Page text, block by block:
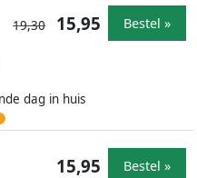
dag in huis
19,30 15,95 Bestel »
15,95 Bestel »